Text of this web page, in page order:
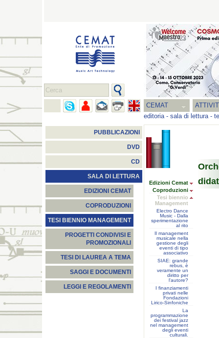
CEMAT
editoria- sala di lettura-
PUBBLICAZIONI
DVD
CD
SALA DI LETTURA
EDIZIONI CEMAT
COPRODUZIONI
TESI BIENNIO MANAGEMENT
PROGETTI CONDIVISI E
PROMOZIONALI
TESI DI LAUREA A TEMA
SAGGI E DOCUMENTI
LEGGI E REGOLAMENTI
Edizioni Cemat
Coproduzioni
Tesi biennio
Management
Electro Dance
Music - Dalla
sperimentazione
al rito
Il management
musicale nella
gestione degli
eventi di tipo
associativo
SIAE: grande
rebus, è
veramente un
diritto per
l'autore?
I finanziamenti
privati nelle
Fondazioni
Lirico-Sinfoniche
La
programmazione
dei festival jazz
nel management
degli eventi
culturali.